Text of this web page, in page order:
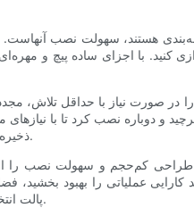
هستند، سهولت نصب آنهاست.
کنید. با اجزای ساده پیچ و
صورت نیاز با حداقل تلاش،
و دوباره نصب کرد تا با
ذخیره‌سازی مقرون‌به‌صرفه تبدیل می‌کند که می‌تواند با نیازهای در حال تحول کسب‌وکار شما سازگار شود.
طراحی کم‌حجم و سهولت نصب را
عملیاتی را بهبود
پالت انتخابی را برای کسب‌وکار خود در نظر بگیرید و مزایای این سیستم قفسه‌بندی برتر را امروز تجربه کنید.